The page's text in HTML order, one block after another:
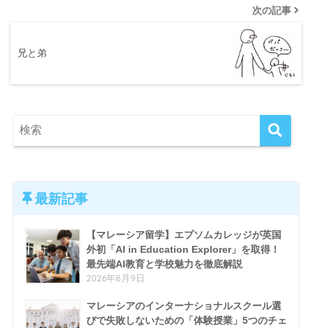
次の記事
兄と弟
最新記事
【マレーシア留学】エプソムカレッジが英国
外初「AI in Education Explorer」を取得！
最先端AI教育と学校魅力を徹底解説
2026年8月9日
マレーシアのインターナショナルスクール選
びで失敗しないための「体験授業」5つのチェ